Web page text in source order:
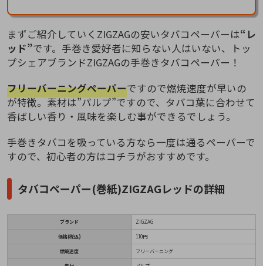
まずご紹介していくZIGZAGの安いタバコペーパーは“レ
ッド”です。手巻き愛好者に知らない人はいない、トッ
プシェアブランドZIGZAGの手巻きタバコペーパー！
フリーバーニングペーパーですので燃焼速度が早いの
が特徴。素材は”パルプ”ですので、タバコ葉に合わせて
香ばしい香り・風味を楽しむ事ができるでしょう。
手巻きタバコを吸っている方なら一度は通るペーパーで
すので、初心者の方はコチラがおすすめです。
タバコペーパー(巻紙)ZIGZAGレッドの詳細
ブランド ZIGZAG
価格(税込) 110円
燃焼速度 フリーバーニング